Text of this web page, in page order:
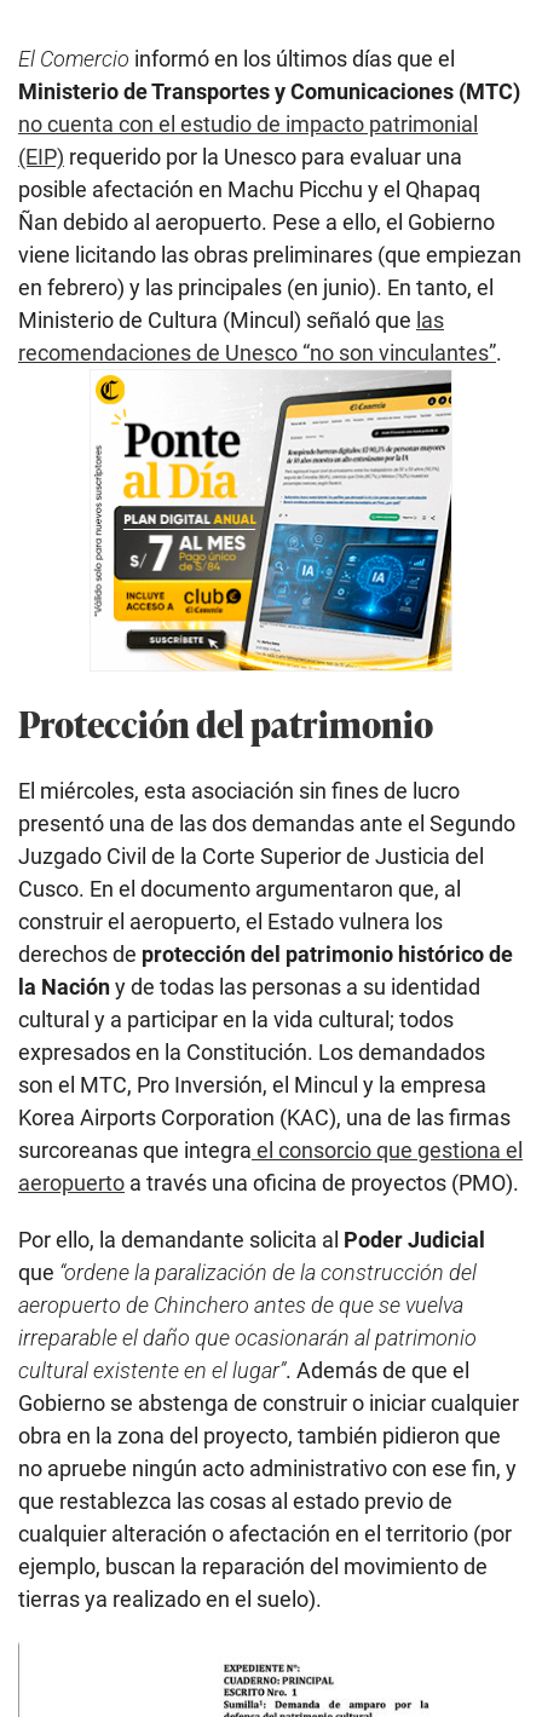
El Comercio informó en los últimos días que el
Ministerio de Transportes y Comunicaciones (MTC)
no cuenta con el estudio de impacto patrimonial
(EIP) requerido por la Unesco para evaluar una
posible afectación en Machu Picchu y el Qhapaq
Ñan debido al aeropuerto. Pese a ello, el Gobierno
viene licitando las obras preliminares (que empiezan
en febrero) y las principales (en junio). En tanto, el
Ministerio de Cultura (Mincul) señaló que las
recomendaciones de Unesco “no son vinculantes”.
Protección del patrimonio
El miércoles, esta asociación sin fines de lucro
presentó una de las dos demandas ante el Segundo
Juzgado Civil de la Corte Superior de Justicia del
Cusco. En el documento argumentaron que, al
construir el aeropuerto, el Estado vulnera los
derechos de protección del patrimonio histórico de
la Nacióny de todas las personas a su identidad
cultural y a participar en la vida cultural; todos
expresados en la Constitución. Los demandados
son el MTC, Pro Inversión, el Mincul y la empresa
Korea Airports Corporation (KAC), una de las firmas
surcoreanas que integra el consorcio que gestiona el
aeropuerto a través una oficina de proyectos (PMO).
Por ello, la demandante solicita al Poder Judicial
que “ordene la paralización de la construcción del
aeropuerto de Chinchero antes de que se vuelva
irreparable el daño que ocasionarán al patrimonio
cultural existente en el lugar”. Además de que el
Gobierno se abstenga de construir o iniciar cualquier
obra en la zona del proyecto, también pidieron que
no apruebe ningún acto administrativo con ese fin, y
que restablezca las cosas al estado previo de
cualquier alteración o afectación en el territorio (por
ejemplo, buscan la reparación del movimiento de
tierras ya realizado en el suelo).